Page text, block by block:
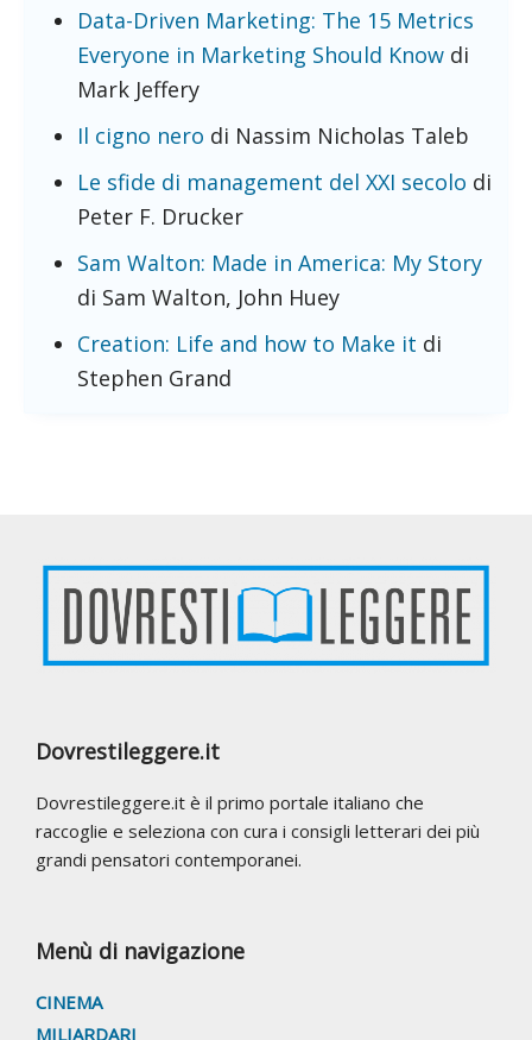
Data-Driven Marketing: The 15 Metrics
Everyone in Marketing Should Know di
Mark Jeffery
Il cigno nero di Nassim Nicholas Taleb
Le sfide di management del XXI secolo di
Peter F. Drucker
Sam Walton: Made in America: My Story
di Sam Walton, John Huey
Creation: Life and how to Make it di
Stephen Grand
Footer
Dovrestileggere.it
Dovrestileggere.it è il primo portale italiano che
raccoglie e seleziona con cura i consigli letterari dei più
grandi pensatori contemporanei.
Menù di navigazione
CINEMA
MILIARDARI